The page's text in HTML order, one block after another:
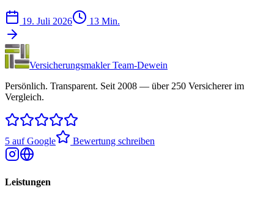
19. Juli 2026 13 Min.
Versicherungsmakler Team-Dewein
Persönlich. Transparent. Seit 2008 — über 250 Versicherer im
Vergleich.
5 auf Google Bewertung schreiben
Leistungen